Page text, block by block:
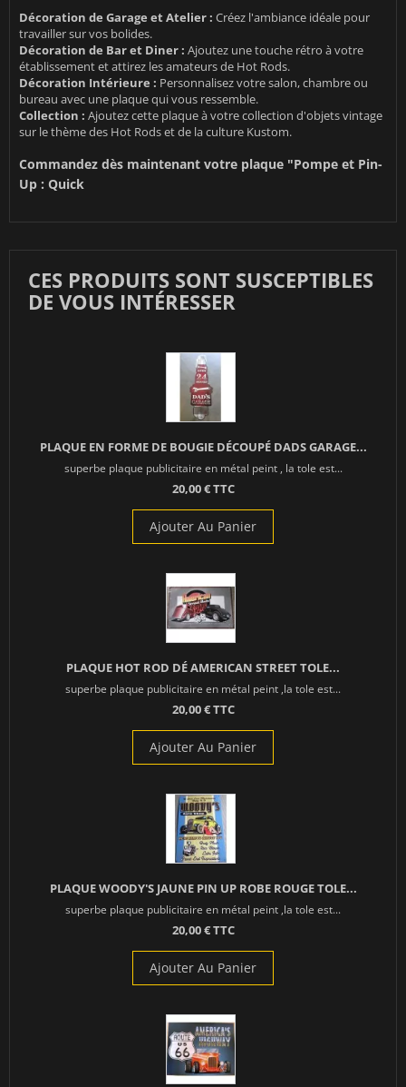
Décoration de Garage et Atelier : Créez l'ambiance idéale pour
travailler sur vos bolides.
Décoration de Bar et Diner : Ajoutez une touche rétro à votre
établissement et attirez les amateurs de Hot Rods.
Décoration Intérieure : Personnalisez votre salon, chambre ou
bureau avec une plaque qui vous ressemble.
Collection : Ajoutez cette plaque à votre collection d'objets vintage
sur le thème des Hot Rods et de la culture Kustom.
Commandez dès maintenant votre plaque "Pompe et Pin-
Up : Quick
CES PRODUITS SONT SUSCEPTIBLES
DE VOUS INTÉRESSER
PLAQUE EN FORME DE BOUGIE DÉCOUPÉ DADS GARAGE...
superbe plaque publicitaire en métal peint , la tole est...
20,00 € TTC
Ajouter Au Panier
PLAQUE HOT ROD DÉ AMERICAN STREET TOLE...
superbe plaque publicitaire en métal peint ,la tole est...
20,00 € TTC
Ajouter Au Panier
PLAQUE WOODY'S JAUNE PIN UP ROBE ROUGE TOLE...
superbe plaque publicitaire en métal peint ,la tole est...
20,00 € TTC
Ajouter Au Panier